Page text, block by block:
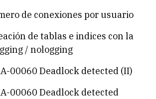
de conexiones por usuario
de tablas e indices con la
/ nologging
00060 Deadlock detected (II)
00060 Deadlock detected